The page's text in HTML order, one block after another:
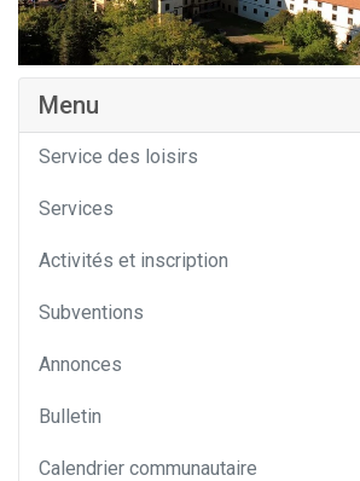
Menu
Service des loisirs
Services
Activités et inscription
Subventions
Annonces
Bulletin
Calendrier communautaire